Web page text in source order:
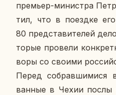
пре­мьер-ми­ни­стра
тил, что в по­езд­ке
80 пред­ста­ви­те­лей
то­рые про­ве­ли
во­ры со своими
Перед со­брав­ши­ми­ся
ван­ные в Чехии послы